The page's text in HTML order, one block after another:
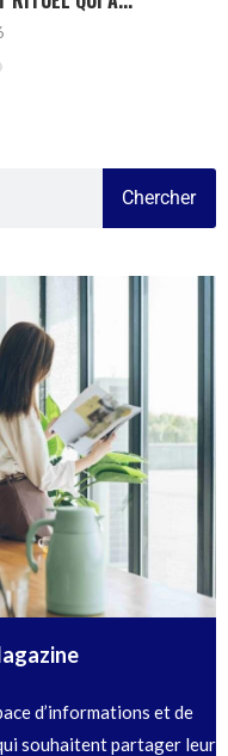
Chercher
d’informations et de
souhaitent partager leur